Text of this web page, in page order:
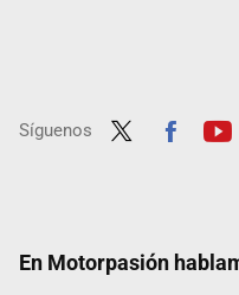
Síguenos
En Motorpasión